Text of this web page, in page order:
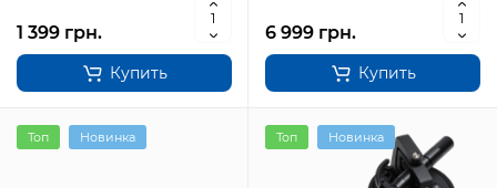
1 399 грн.
Купить
6 999 грн.
Купить
Топ Новинка Топ Новинка